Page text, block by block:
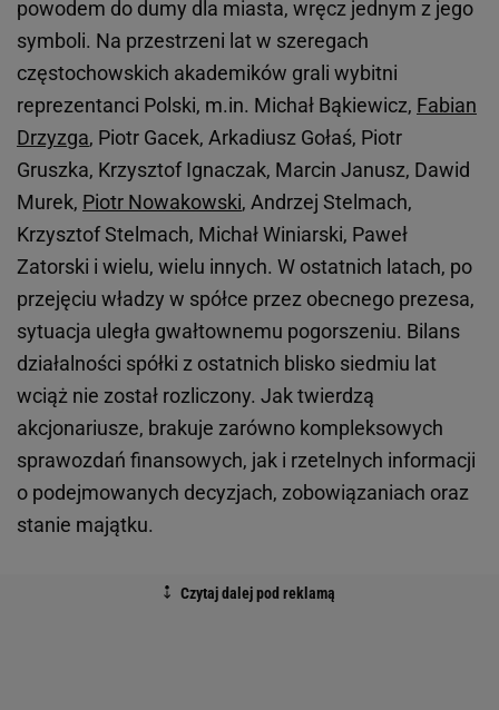
powodem do dumy dla miasta, wręcz jednym z jego
symboli. Na przestrzeni lat w szeregach
częstochowskich akademików grali wybitni
reprezentanci Polski, m.in. Michał Bąkiewicz, Fabian
Drzyzga, Piotr Gacek, Arkadiusz Gołaś, Piotr
Gruszka, Krzysztof Ignaczak, Marcin Janusz, Dawid
Murek, Piotr Nowakowski, Andrzej Stelmach,
Krzysztof Stelmach, Michał Winiarski, Paweł
Zatorski i wielu, wielu innych. W ostatnich latach, po
przejęciu władzy w spółce przez obecnego prezesa,
sytuacja uległa gwałtownemu pogorszeniu. Bilans
działalności spółki z ostatnich blisko siedmiu lat
wciąż nie został rozliczony. Jak twierdzą
akcjonariusze, brakuje zarówno kompleksowych
sprawozdań finansowych, jak i rzetelnych informacji
o podejmowanych decyzjach, zobowiązaniach oraz
stanie majątku.